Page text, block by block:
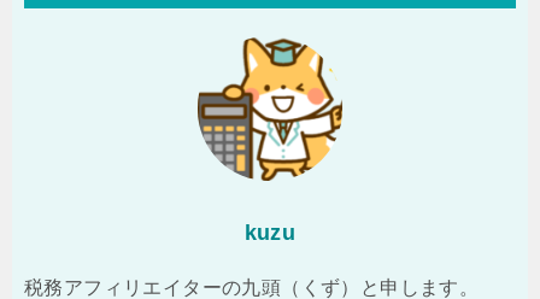
kuzu
税務アフィリエイターの九頭（くず）と申します。